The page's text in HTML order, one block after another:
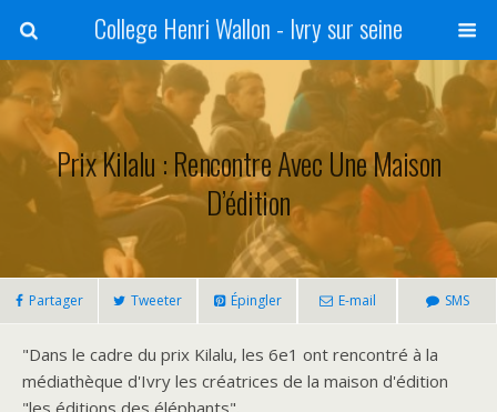
College Henri Wallon - Ivry sur seine
Prix Kilalu : Rencontre Avec Une Maison
D’édition
Partager Tweeter Épingler E-mail SMS
"Dans le cadre du prix Kilalu, les 6e1 ont rencontré à la
médiathèque d'Ivry les créatrices de la maison d'édition
"les éditions des éléphants".